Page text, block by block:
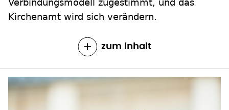
zum Inhalt